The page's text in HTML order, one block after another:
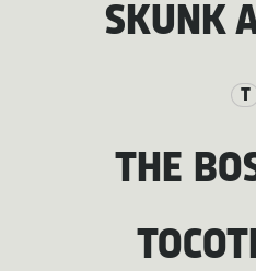
SKUNK
T
THE